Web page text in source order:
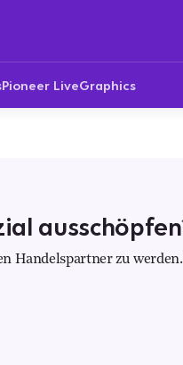
Pioneer LiveGraphics
Handelspartner zu